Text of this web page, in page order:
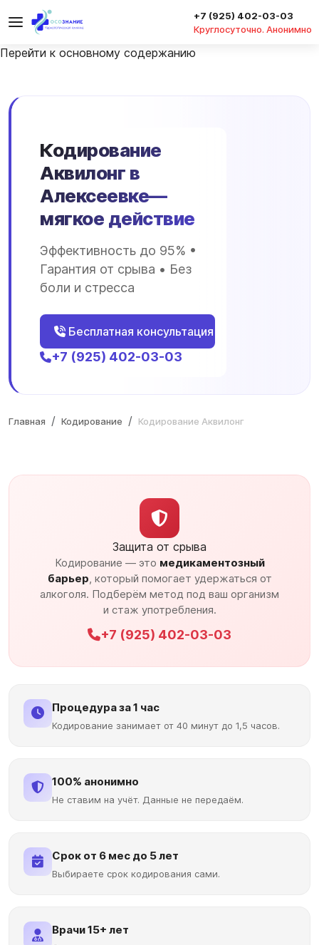
Перейти к основному содержанию
+7 (925) 402-03-03
Круглосуточно. Анонимно
Кодирование
Аквилонг в
Алексеевке—
мягкое действие
Эффективность до 95% •
Гарантия от срыва • Без
боли и стресса
Бесплатная консультация
+7 (925) 402-03-03
Главная Кодирование Кодирование Аквилонг
Защита от срыва
Кодирование — это медикаментозный
барьер, который помогает удержаться от
алкоголя. Подберём метод под ваш организм
и стаж употребления.
+7 (925) 402-03-03
Процедура за 1 час
Кодирование занимает от 40 минут до 1,5 часов.
100% анонимно
Не ставим на учёт. Данные не передаём.
Срок от 6 мес до 5 лет
Выбираете срок кодирования сами.
Врачи 15+ лет